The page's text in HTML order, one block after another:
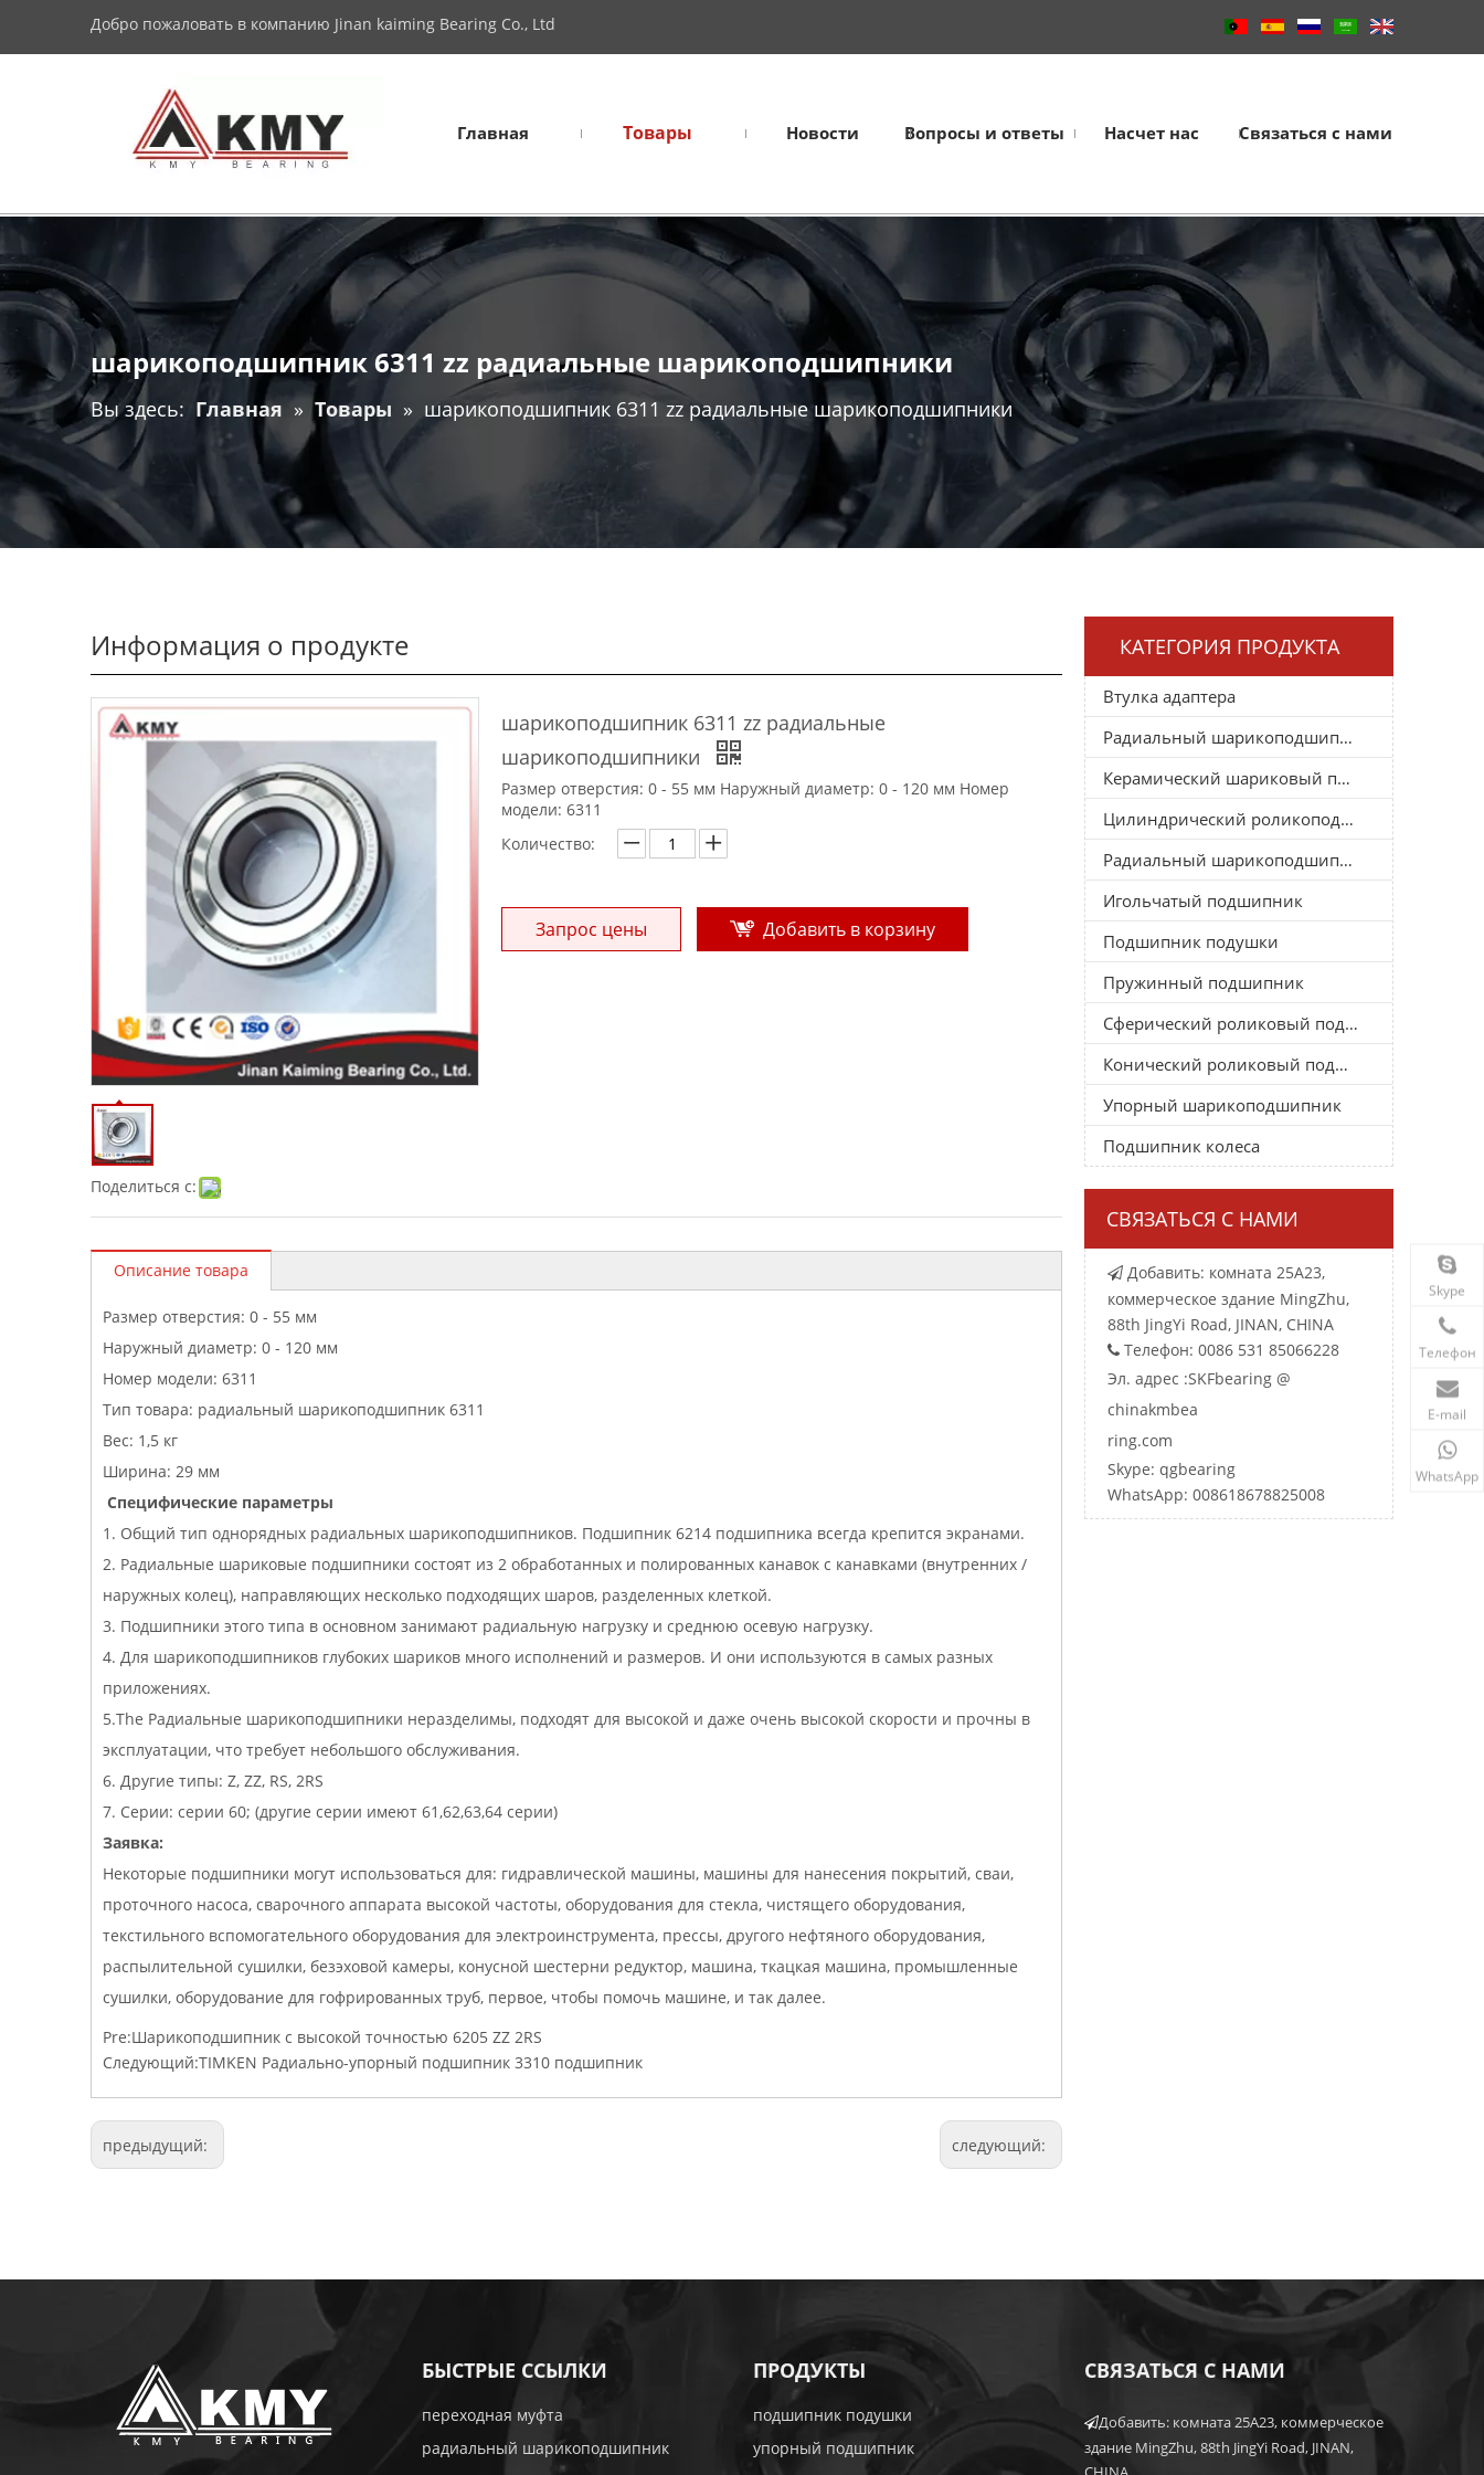
Добро пожаловать в компанию Jinan kaiming Bearing Co., Ltd
Главная Товары Новости Вопросы и ответы Насчет нас Связаться с нами
шарикоподшипник 6311 zz радиальные шарикоподшипники
Вы здесь: Главная » Товары » шарикоподшипник 6311 zz радиальные шарикоподшипники
Информация о продукте
Поделиться с:
шарикоподшипник 6311 zz радиальные
шарикоподшипники
Размер отверстия: 0 - 55 мм Наружный диаметр: 0 - 120 мм Номер
модели: 6311
Количество:
Запрос цены Добавить в корзину
Описание товара
Размер отверстия: 0 - 55 мм
Наружный диаметр: 0 - 120 мм
Номер модели: 6311
Тип товара: радиальный шарикоподшипник 6311
Вес: 1,5 кг
Ширина: 29 мм
Специфические параметры
1. Общий тип однорядных радиальных шарикоподшипников. Подшипник 6214 подшипника всегда крепится экранами.
2. Радиальные шариковые подшипники состоят из 2 обработанных и полированных канавок с канавками (внутренних /
наружных колец), направляющих несколько подходящих шаров, разделенных клеткой.
3. Подшипники этого типа в основном занимают радиальную нагрузку и среднюю осевую нагрузку.
4. Для шарикоподшипников глубоких шариков много исполнений и размеров. И они используются в самых разных
приложениях.
5.The Радиальные шарикоподшипники неразделимы, подходят для высокой и даже очень высокой скорости и прочны в
эксплуатации, что требует небольшого обслуживания.
6. Другие типы: Z, ZZ, RS, 2RS
7. Серии: серии 60; (другие серии имеют 61,62,63,64 серии)
Заявка:
Некоторые подшипники могут использоваться для: гидравлической машины, машины для нанесения покрытий, сваи,
проточного насоса, сварочного аппарата высокой частоты, оборудования для стекла, чистящего оборудования,
текстильного вспомогательного оборудования для электроинструмента, прессы, другого нефтяного оборудования,
распылительной сушилки, безэховой камеры, конусной шестерни редуктор, машина, ткацкая машина, промышленные
сушилки, оборудование для гофрированных труб, первое, чтобы помочь машине, и так далее.
Pre:Шарикоподшипник с высокой точностью 6205 ZZ 2RS
Следующий:TIMKEN Радиально-упорный подшипник 3310 подшипник
предыдущий: следующий:
КАТЕГОРИЯ ПРОДУКТА
Втулка адаптера
Радиальный шарикоподшипник
Керамический шариковый подшипник
Цилиндрический роликоподшипник
Радиальный шарикоподшипник
Игольчатый подшипник
Подшипник подушки
Пружинный подшипник
Сферический роликовый подшипник
Конический роликовый подшипник
Упорный шарикоподшипник
Подшипник колеса
СВЯЗАТЬСЯ С НАМИ
 Добавить: комната 25A23,
коммерческое здание MingZhu,
88th JingYi Road, JINAN, CHINA
 Телефон: 0086 531 85066228
Эл. адрес :SKFbearing @
chinakmbea
ring.com
Skype: qgbearing
WhatsApp: 008618678825008
БЫСТРЫЕ ССЫЛКИ
переходная муфта
радиальный шарикоподшипник
ПРОДУКТЫ
подшипник подушки
упорный подшипник
СВЯЗАТЬСЯ С НАМИ
Добавить: комната 25A23, коммерческое
здание MingZhu, 88th JingYi Road, JINAN,
Skype
Телефон
E-mail
WhatsApp